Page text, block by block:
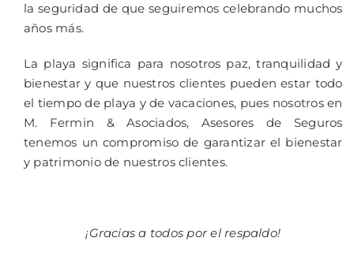
la seguridad de que seguiremos celebrando muchos
años más.
La playa significa para nosotros paz, tranquilidad y
bienestar y que nuestros clientes pueden estar todo
el tiempo de playa y de vacaciones, pues nosotros en
M. Fermin & Asociados, Asesores de Seguros
tenemos un compromiso de garantizar el bienestar
y patrimonio de nuestros clientes.
¡Gracias a todos por el respaldo!